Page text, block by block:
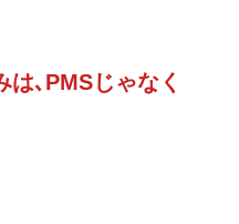
は､PMSじゃなく